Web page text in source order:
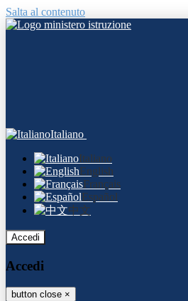
Salta al contenuto
Italiano
Italiano
English
Français
Español
中文
Accedi
Accedi
button close ×